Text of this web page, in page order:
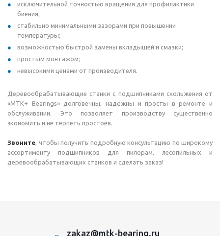
исключительной точностью вращения для профилактики
биения;
стабильно минимальными зазорами при повышении
температуры;
возможностью быстрой замены вкладышей и смазки;
простым монтажом;
невысокими ценами от производителя.
Деревообрабатывающие станки с подшипниками скольжения от
«МТК+ Bearings» долговечны, надёжны и просты в ремонте и
обслуживании. Это позволяет производству существенно
экономить и не терпеть простоев.
Звоните, чтобы получить подробную консультацию по широкому
ассортименту подшипников для пилорам, лесопильных и
деревообрабатывающих станков и сделать заказ!
zakaz@mtk-bearing.ru